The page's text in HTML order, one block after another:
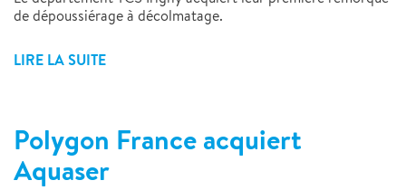
de dépoussiérage à décolmatage.
LIRE LA SUITE
Polygon France acquiert
Aquaser